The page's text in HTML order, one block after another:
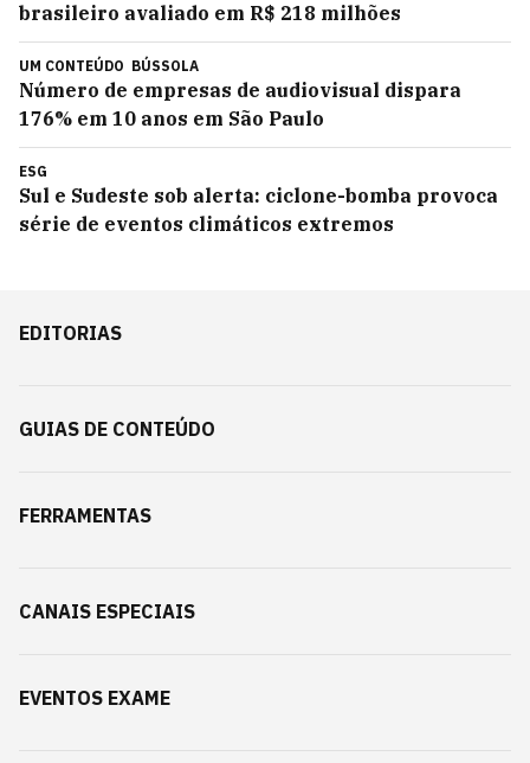
brasileiro avaliado em R$ 218 milhões
UM CONTEÚDO BÚSSOLA
Número de empresas de audiovisual dispara
176% em 10 anos em São Paulo
ESG
Sul e Sudeste sob alerta: ciclone-bomba provoca
série de eventos climáticos extremos
EDITORIAS
GUIAS DE CONTEÚDO
FERRAMENTAS
CANAIS ESPECIAIS
EVENTOS EXAME